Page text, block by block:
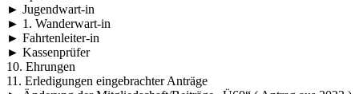
► Jugendwart-in
► 1. Wanderwart-in
► Fahrtenleiter-in
► Kassenprüfer
10. Ehrungen
11. Erledigungen eingebrachter Anträge